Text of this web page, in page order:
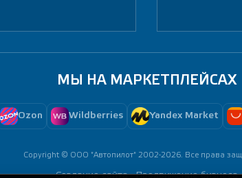
МЫ НА МАРКЕТПЛЕЙСАХ
Ozon Wildberries Yandex Market
Copyright © ООО "Автопилот" 2002-2026. Все права
Создание сайта -Продвижение бизнеса